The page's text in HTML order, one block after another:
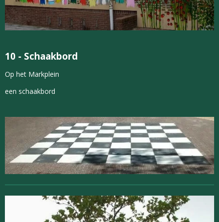
10 - Schaakbord
Op het Markplein
een schaakbord